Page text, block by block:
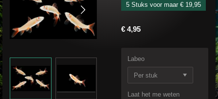
5 Stuks voor maar € 19,95
€ 4,95
Labeo
Laat het me weten